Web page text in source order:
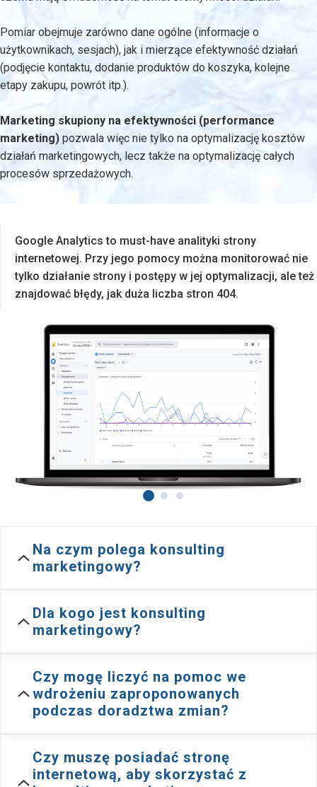
Pomiar obejmuje zarówno dane ogólne (informacje o
użytkownikach, sesjach), jak i mierzące efektywność działań
(podjęcie kontaktu, dodanie produktów do koszyka, kolejne
etapy zakupu, powrót itp.).
Marketing skupiony na efektywności (performance
marketing) pozwala więc nie tylko na optymalizację kosztów
działań marketingowych, lecz także na optymalizację całych
procesów sprzedażowych.
Google Analytics to must-have analityki strony
internetowej. Przy jego pomocy można monitorować nie
tylko działanie strony i postępy w jej optymalizacji, ale też
znajdować błędy, jak duża liczba stron 404.
Na czym polega konsulting
marketingowy?
Przeprowadzamy audyt
proponujemy opłacalne rozwiązania
analizujemy proces sprzedaży, w tym także
wszystkie działania marketingowe firmy (stronę
Dla kogo jest konsulting
marketingowy?
naprawdę wielu branżach
skuteczne działania bez względu
na to, do jakiego sektora rynku zalicza się Twoja
Czy mogę liczyć na pomoc we
wdrożeniu zaproponowanych
podczas doradztwa zmian?
Czy muszę posiadać stronę
internetową, aby skorzystać z